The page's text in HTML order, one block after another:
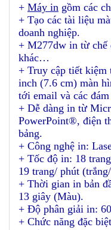
+ Máy in gồm các
+ Tạo các tài liệu
doanh nghiệp.
+ M277dw in từ chế
khác…
+ Truy cập tiết kiệm
inch (7.6 cm) màn
tới email và các đám
+ Dễ dàng in từ
PowerPoint®, điện
bảng.
+ Công nghệ in:
+ Tốc độ in: 18
19 trang/ phút
+ Thời gian in bản
13 giây (Màu).
+ Độ phân giải in:
+ Chức năng đặc